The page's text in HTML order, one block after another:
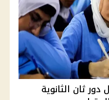
دور ثان الثانوية